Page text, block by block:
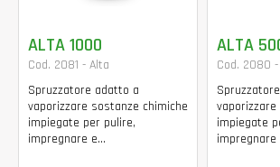
ALTA 1000
Cod. 2081 - Alta
Spruzzatore adatto a
vaporizzare sostanze chimiche
impiegate per pulire,
impregnare e...
ALTA
Cod. 2080
impiegate
impregnare